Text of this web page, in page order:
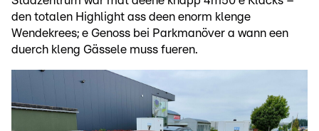
den totalen Highlight ass deen enorm klenge
Wendekrees; e Genoss bei Parkmanöver a wann een
duerch kleng Gässele muss fueren.